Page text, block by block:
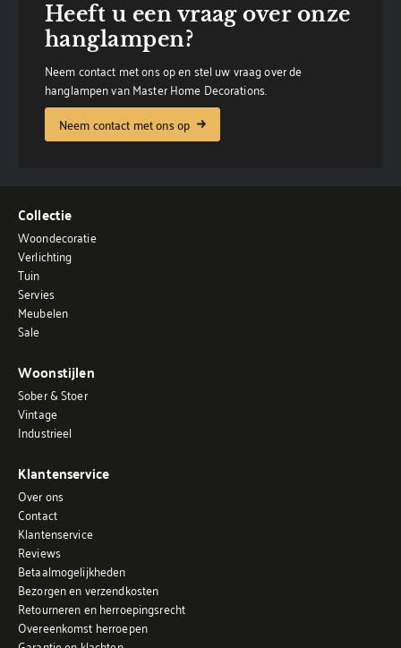
Heeft u een vraag over onze
hanglampen?
Neem contact met ons op en stel uw vraag over de
hanglampen van Master Home Decorations.
Neem contact met ons op
Collectie
Woondecoratie
Verlichting
Tuin
Servies
Meubelen
Sale
Woonstijlen
Sober & Stoer
Vintage
Industrieel
Klantenservice
Over ons
Contact
Klantenservice
Reviews
Betaalmogelijkheden
Bezorgen en verzendkosten
Retourneren en herroepingsrecht
Overeenkomst herroepen